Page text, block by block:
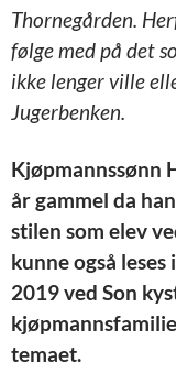
Thornegården.
følge med på det
ikke lenger ville
Jugerbenken.
Kjøpmannssønn
år gammel da
stilen som elev
kunne også
2019 ved Son
temaet.